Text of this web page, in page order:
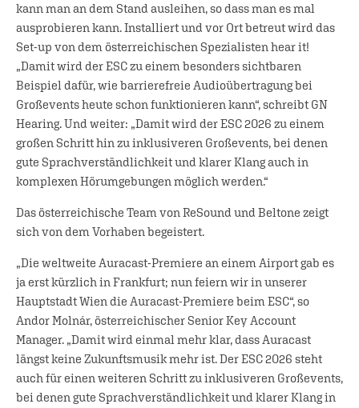
kann man an dem Stand ausleihen, so dass man es mal
ausprobieren kann. Installiert und vor Ort betreut wird das
Set-up von dem österreichischen Spezialisten hear it!
„Damit wird der ESC zu einem besonders sichtbaren
Beispiel dafür, wie barrierefreie Audioübertragung bei
Großevents heute schon funktionieren kann“, schreibt GN
Hearing. Und weiter: „Damit wird der ESC 2026 zu einem
großen Schritt hin zu inklusiveren Großevents, bei denen
gute Sprachverständlichkeit und klarer Klang auch in
komplexen Hörumgebungen möglich werden.“
Das österreichische Team von ReSound und Beltone zeigt
sich von dem Vorhaben begeistert.
„Die weltweite Auracast-Premiere an einem Airport gab es
ja erst kürzlich in Frankfurt; nun feiern wir in unserer
Hauptstadt Wien die Auracast-Premiere beim ESC“, so
Andor Molnár, österreichischer Senior Key Account
Manager. „Damit wird einmal mehr klar, dass Auracast
längst keine Zukunftsmusik mehr ist. Der ESC 2026 steht
auch für einen weiteren Schritt zu inklusiveren Großevents,
bei denen gute Sprachverständlichkeit und klarer Klang in